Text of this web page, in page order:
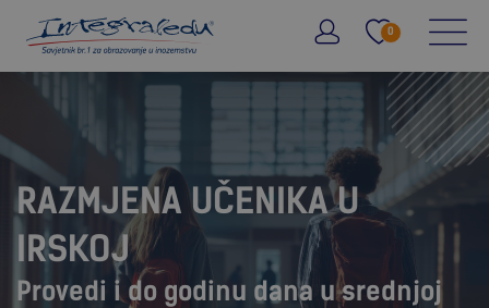
0
RAZMJENA UČENIKA U
IRSKOJ
Provedi i do godinu dana u srednjoj